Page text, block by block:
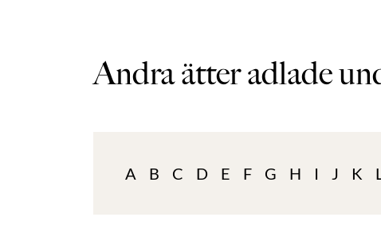
Andra ätter adlade
A B C D E F G H I J K